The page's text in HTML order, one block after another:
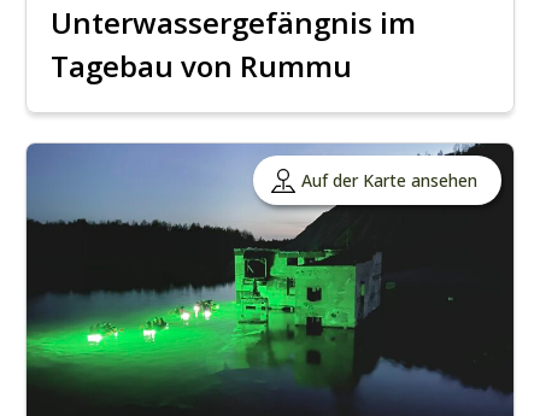
Unterwassergefängnis im
Tagebau von Rummu
Auf der Karte ansehen